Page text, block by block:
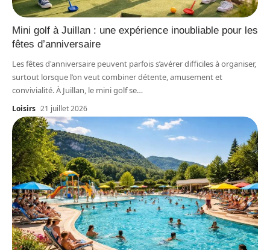
Mini golf à Juillan : une expérience inoubliable pour les
fêtes d’anniversaire
Les fêtes d'anniversaire peuvent parfois s’avérer difficiles à organiser,
surtout lorsque l’on veut combiner détente, amusement et
convivialité. À Juillan, le mini golf se…
Loisirs 21 juillet 2026